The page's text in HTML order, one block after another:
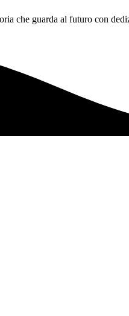
che guarda al futuro con